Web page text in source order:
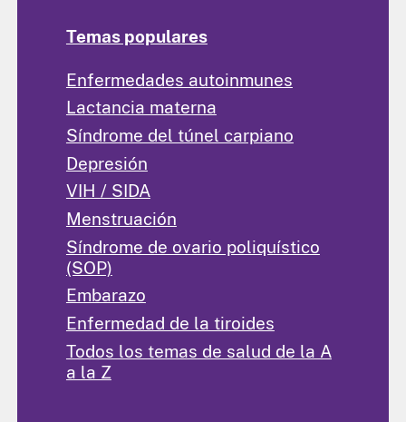
Temas populares
Enfermedades autoinmunes
Lactancia materna
Síndrome del túnel carpiano
Depresión
VIH / SIDA
Menstruación
Síndrome de ovario poliquístico
(SOP)
Embarazo
Enfermedad de la tiroides
Todos los temas de salud de la A
a la Z